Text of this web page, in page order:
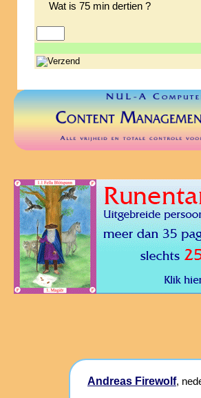
Wat is 75 min dertien ?
Andreas Firewolf,